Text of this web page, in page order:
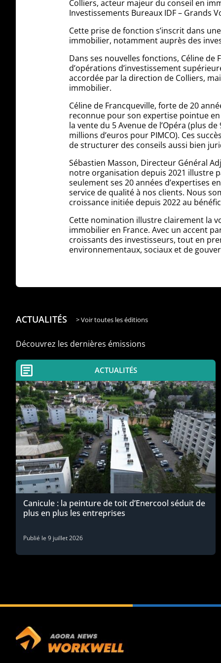
Colliers, acteur majeur du conseil en
Investissements Bureaux IDF – Grands
Cette prise de fonction s’inscrit dans
immobilier, notamment auprès des
Dans ses nouvelles fonctions, Céline
d’opérations d’investissement
accordée par la direction de Colliers,
immobilier.
Céline de Francqueville, forte de 20
reconnue pour son expertise pointue
la vente du 5 Avenue de l’Opéra (plus
millions d’euros pour PIMCO). Ces
de structurer des conseils aussi bien
Sébastien Masson, Directeur Général
notre organisation depuis 2021 illustre
seulement ses 20 années d’expertises
service de qualité à nos clients. Nous
croissance initiée depuis 2022 au
Cette nomination illustre clairement la
immobilier en France. Avec un accent
croissants des investisseurs, tout en
environnementaux, sociaux et de
ACTUALITÉS > Voir toutes les éditions
Découvrez les dernières émissions
ACTUALITÉS
Canicule : la peinture de toit d’Enercool séduit de
plus en plus les entreprises
Publié le 9 juillet 2026